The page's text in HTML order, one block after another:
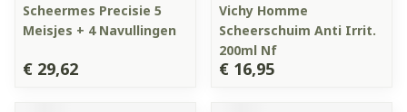
Scheermes Precisie 5
Meisjes + 4 Navullingen
€ 29,62
Vichy Homme
Scheerschuim Anti Irrit.
200ml Nf
€ 16,95